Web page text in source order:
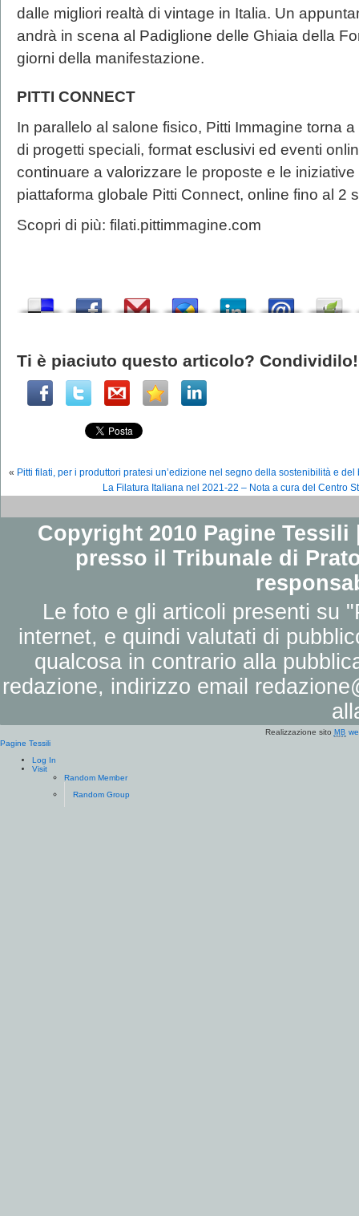
dalle migliori realtà di vintage in Italia. Un
andrà in scena al Padiglione delle Ghiaia della
giorni della manifestazione.
PITTI CONNECT
In parallelo al salone fisico, Pitti Immagine torna
di progetti speciali, format esclusivi ed eventi
continuare a valorizzare le proposte e le
piattaforma globale Pitti Connect, online fino al 2
Scopri di più: filati.pittimmagine.com
Ti è piaciuto questo articolo? Condividilo!
« Pitti filati, per i produttori pratesi un’edizione nel segno della sostenibilità e
La Filatura Italiana nel 2021-22 – Nota a cura del Centro
Copyright 2010 Pagine
presso il Tribunale di
Le foto e gli articoli presenti su
internet, e quindi valutati di
qualcosa in contrario alla
redazione, indirizzo email
Realizzazione sito MB
Pagine Tessili
Log In
Visit
Random Member
Random Group